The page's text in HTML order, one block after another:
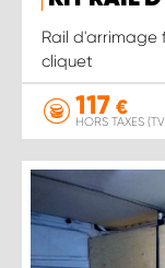
Rail
cliquet
117 €
HORS TAXES